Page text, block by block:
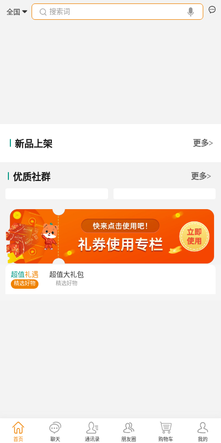
全国 搜索词
新品上架 更多>
优质社群 更多>
超值礼遇
精选好物
超值大礼包
精选好物
首页 聊天 通讯录 朋友圈 购物车 我的